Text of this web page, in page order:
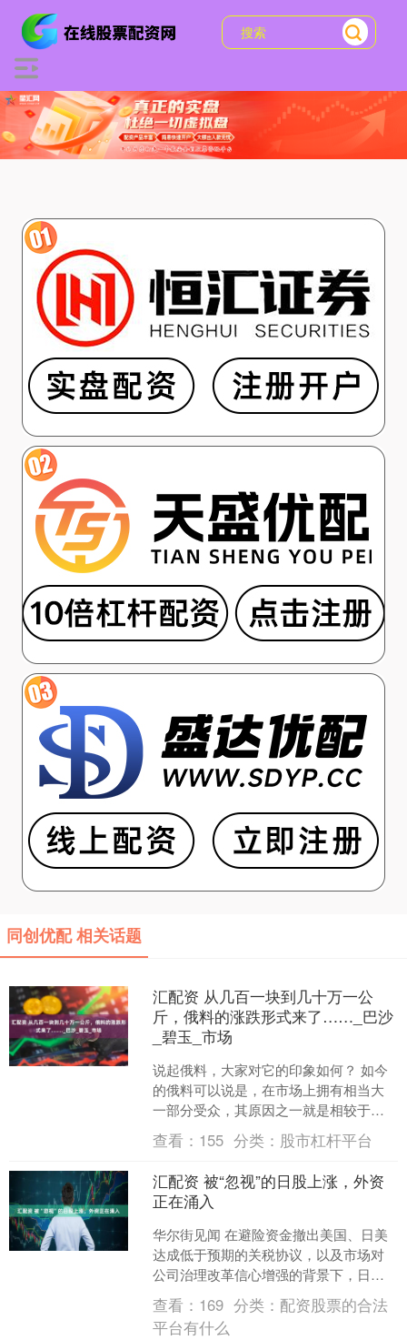
同创优配 相关话题
汇配资 从几百一块到几十万一公
斤，俄料的涨跌形式来了……_巴沙
_碧玉_市场
说起俄料，大家对它的印象如何？ 如今
的俄料可以说是，在市场上拥有相当大
一部分受众，其原因之一就是相较于籽
料，俄料有更为平易近人的价格。 不过
也不是什么俄料都值得....
查看： 155 分类： 股市杠杆平台
汇配资 被“忽视”的日股上涨，外资
正在涌入
华尔街见闻 在避险资金撤出美国、日美
达成低于预期的关税协议，以及市场对
公司治理改革信心增强的背景下，日本
股市开启一轮“忍者式反弹”，东证指数4
月以来累计涨超34....
查看： 169 分类： 配资股票的合法
平台有什么